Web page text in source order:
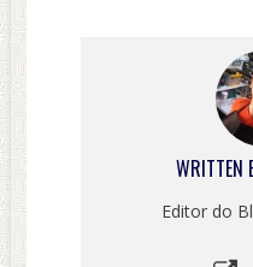
WRITTEN
Editor do